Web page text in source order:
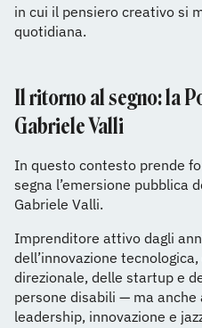
in cui il pensiero creativo si
quotidiana.
Il ritorno al segno: la
Gabriele Valli
In questo contesto prende
segna l’emersione pubblica
Gabriele Valli.
Imprenditore attivo dagli
dell’innovazione
direzionale, delle startup e
persone disabili — ma anche
leadership, innovazione e